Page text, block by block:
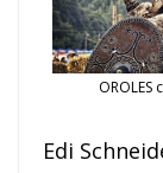
OROLES
Edi